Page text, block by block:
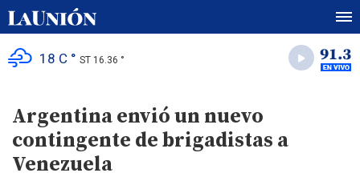
18 C ° ST 16.36 °
Argentina envió un nuevo
contingente de brigadistas a
Venezuela